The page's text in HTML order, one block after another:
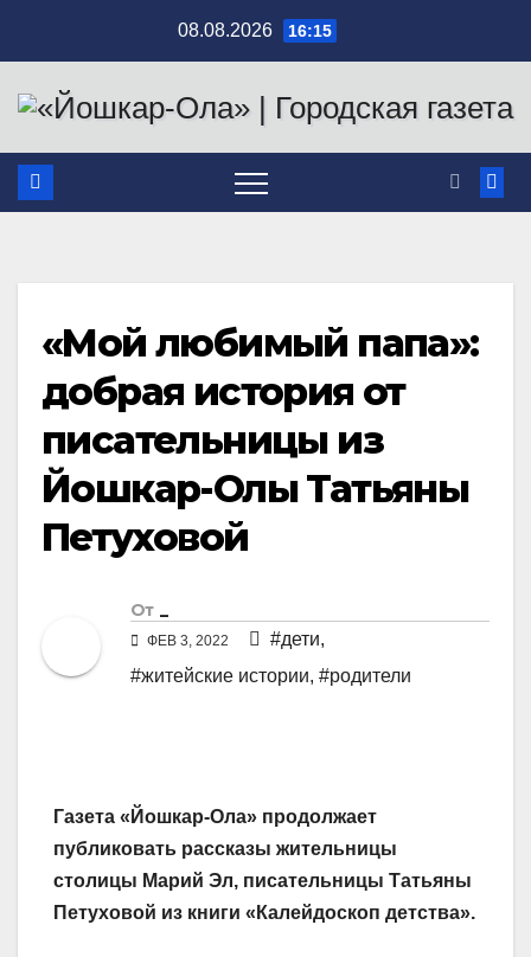
содержимому
08.08.2026 16:15
«Мой любимый папа»:
добрая история от
писательницы из
Йошкар-Олы Татьяны
Петуховой
От _
ФЕВ 3, 2022 #дети,
#житейские истории, #родители
Газета «Йошкар-Ола» продолжает
публиковать рассказы жительницы
столицы Марий Эл, писательницы Татьяны
Петуховой из книги «Калейдоскоп детства».